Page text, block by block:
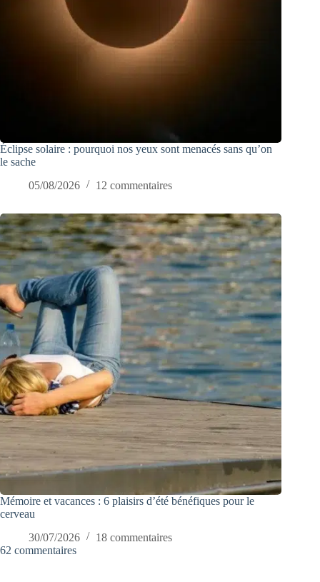
Éclipse solaire : pourquoi nos yeux sont menacés sans qu’on
le sache
05/08/2026
12 commentaires
Mémoire et vacances : 6 plaisirs d’été bénéfiques pour le
cerveau
30/07/2026
18 commentaires
62 commentaires